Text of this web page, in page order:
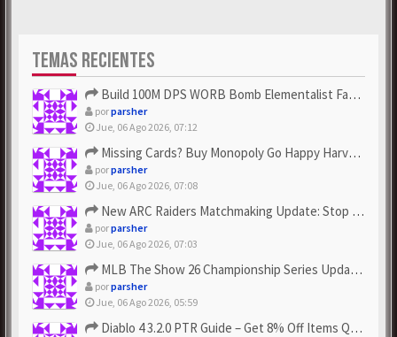
TEMAS RECIENTES
Build 100M DPS WORB Bomb Elementalist Fast - Grab POE Curren...
porparsher
Jue, 06 Ago 2026, 07:12
Missing Cards? Buy Monopoly Go Happy Harvest with Looney Tun...
porparsher
Jue, 06 Ago 2026, 07:08
New ARC Raiders Matchmaking Update: Stop Failed - Grab Bluep...
porparsher
Jue, 06 Ago 2026, 07:03
MLB The Show 26 Championship Series Update! Get Cheap & ...
porparsher
Jue, 06 Ago 2026, 05:59
Diablo 4 3.2.0 PTR Guide – Get 8% Off Items Quickly to Test ...